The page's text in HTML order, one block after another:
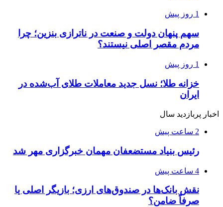
1 روز پیش
سهم پنهان دولت و صنعت در ناترازی بنزین؛ چرا
مردم مقصر اصلی نیستند؟
1 روز پیش
خزانه طلا؛ نسل جدید معاملات طلای آب‌شده در
ایران
اخبار پربازدید سال
2 ساعت پیش
رئیس بنیاد مستضعفان مهمان خبرگزاری مهر شد
4 ساعت پیش
نقش بانک‌ها در صندوق‌های ارزی؛ بازیگر اصلی یا
صرفاً ضامن؟